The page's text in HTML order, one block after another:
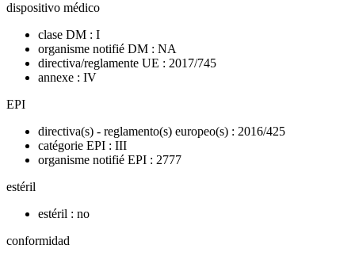
dispositivo médico
clase DM : I
organisme notifié DM : NA
directiva/reglamente UE : 2017/745
annexe : IV
EPI
directiva(s) - reglamento(s) europeo(s) : 2016/425
catégorie EPI : III
organisme notifié EPI : 2777
estéril
estéril : no
conformidad